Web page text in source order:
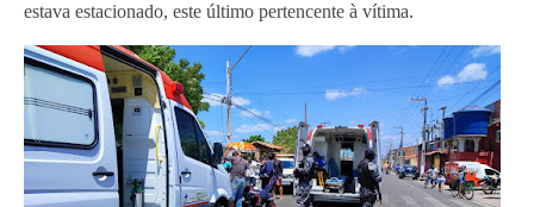
estava estacionado, este último pertencente à vítima.